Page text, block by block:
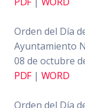
Orden del Día
Ayuntamiento
08 de octubre
PDF| WORD
Orden del Día